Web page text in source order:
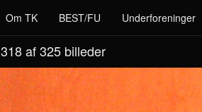
Om TK BEST/FU Underforeninger
318 af 325 billeder